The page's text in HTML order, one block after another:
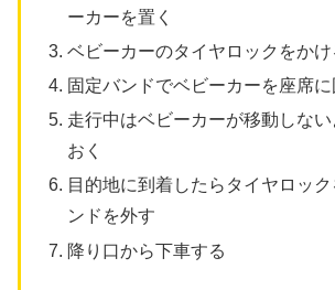
ーカーを置く
ベビーカーのタイヤロックをかけ
固定バンドでベビーカーを座席に
走行中はベビーカーが移動しな
おく
目的地に到着したらタイヤロッ
ンドを外す
降り口から下車する